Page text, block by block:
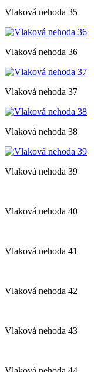
Vlaková nehoda 35
Vlaková nehoda 36
Vlaková nehoda 37
Vlaková nehoda 38
Vlaková nehoda 39
Vlaková nehoda 40
Vlaková nehoda 41
Vlaková nehoda 42
Vlaková nehoda 43